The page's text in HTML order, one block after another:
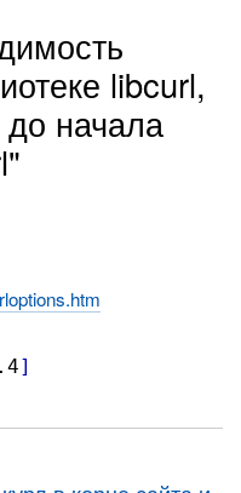
libcurl,
начала
]